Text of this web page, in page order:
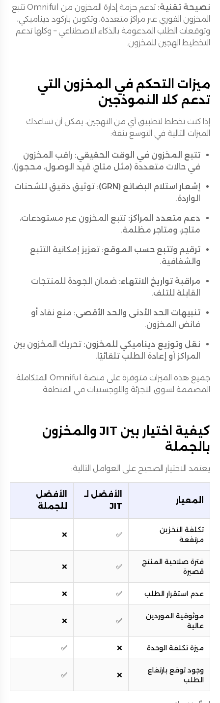
نصيحة تقنية:
تدعم حزمة إدارة المخزون من Omniful تتبع
المخزون الفوري عبر مراكز متعددة، وتكوين باركود ديناميكي،
وتوقعات الطلب المدعومة بالذكاء الاصطناعي – وكلها تدعم
التخطيط الهجين للمخزون.
ميزات التحكم في المخزون التي
تدعم كلا النموذجين
إذا كنت تخطط لتطبيق أي من النهجين، يمكن أن تساعدك
الميزات التالية في التوسع بثقة:
تتبع المخزون في الوقت الحقيقي: راقب المخزون
في حالات متعددة (مثل متاح، قيد الوصول، محجوز).
إشعار استلام البضائع (GRN):
توثيق دقيق للشحنات
الواردة.
دعم متعدد المراكز: تتبع المخزون عبر مستودعات،
متاجر، ومتاجر مظلمة.
ترقيم وتتبع حسب الموقع: تعزيز إمكانية التتبع
والشفافية.
مراقبة تواريخ الانتهاء: ضمان الجودة للمنتجات
القابلة للتلف.
تنبيهات الحد الأدنى والحد الأقصى: منع نفاد أو
فائض المخزون.
نقل وتوزيع ديناميكي للمخزون: تحريك المخزون بين
المراكز أو إعادة الطلب تلقائيًا.
جميع هذه الميزات متوفرة على منصة Omniful المتكاملة
المصممة لسوق التجزئة واللوجستيات في المنطقة.
كيفية اختيار بين JIT والمخزون
بالجملة
يعتمد الاختيار الصحيح على العوامل التالية:
المعيار
الأفضل لـ
JIT
الأفضل
للجملة
تكلفة التخزين
مرتفعة
✅
❌
فترة صلاحية المنتج
قصيرة
✅
❌
عدم استقرار الطلب ✅
❌
موثوقية الموردين
عالية
✅
❌
ميزة تكلفة الوحدة ❌
✅
وجود توقع بارتفاع
الطلب
❌
✅